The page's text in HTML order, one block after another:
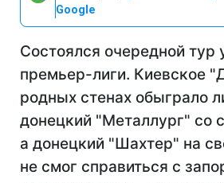
Google
Состоялся очередной тур
премьер-лиги. Киевское
родных стенах обыграло
донецкий "Металлург" со
а донецкий "Шахтер" на
не смог справиться с